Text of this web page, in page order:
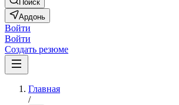
Поиск
Ардонь
Войти
Войти
Создать резюме
Главная
/